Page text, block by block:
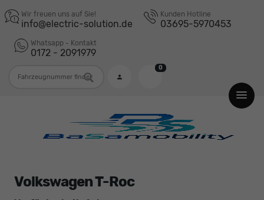
Wir freuen uns auf Sie!
info@electric-solution.de
Kunden Hotline
03695-5970453
Whatsapp - Kontakt
0172 - 2091979
0
Volkswagen T-Roc